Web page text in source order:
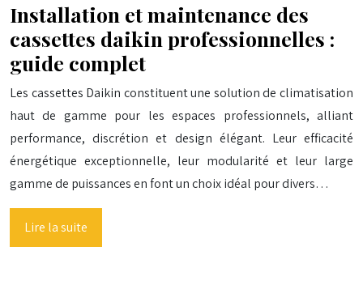
Installation et maintenance des
cassettes daikin professionnelles :
guide complet
Les cassettes Daikin constituent une solution de climatisation
haut de gamme pour les espaces professionnels, alliant
performance, discrétion et design élégant. Leur efficacité
énergétique exceptionnelle, leur modularité et leur large
gamme de puissances en font un choix idéal pour divers…
Lire la suite